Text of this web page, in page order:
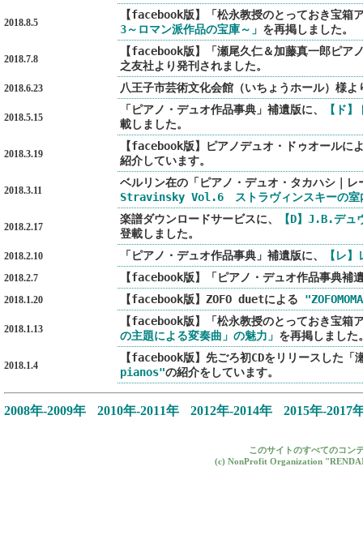
2018.8.5
【facebook版】「松永教授のとっておき宝箱
3～ロマン派作品の宝庫～」 を再掲しました。
2018.7.8
【facebook版】「瀬尾久仁＆加藤真一郎ピア
之友社より発刊されました。
2018.6.23 八王子市芸術文化会館（いちょうホール）様よ
2018.5.15
「ピアノ・デュオ作品事典」補遺版に、
【ド
載しました。
2018.3.19
【facebook版】ピアノデュオ・ドゥオールに
紹介しています。
2018.3.11
ベルリン在の「ピアノ・デュオ・タカハシ｜レ
Stravinsky Vol.6 ストラヴィンスキーの室
2018.2.17
楽譜ダウンロードサービスに、
【D】J.B.デ
登載しました。
2018.2.10 「ピアノ・デュオ作品事典」補遺版に、 【レ
2018.2.7 【facebook版】「ピアノ・デュオ作品事典補
2018.1.20 【facebook版】ZOFO duetによる
2018.1.13
【facebook版】「松永教授のとっておき宝箱
の主題による変奏曲」の魅力」 を再掲しました
2018.1.4
【facebook版】先ごろ初CDをリリースした
pianos"の紹介をしています。
2008年-2009年 2010年-2011年 2012年-2014年 2015年-2017
このサイトのすべてのコン
(c) NonProfit Organization